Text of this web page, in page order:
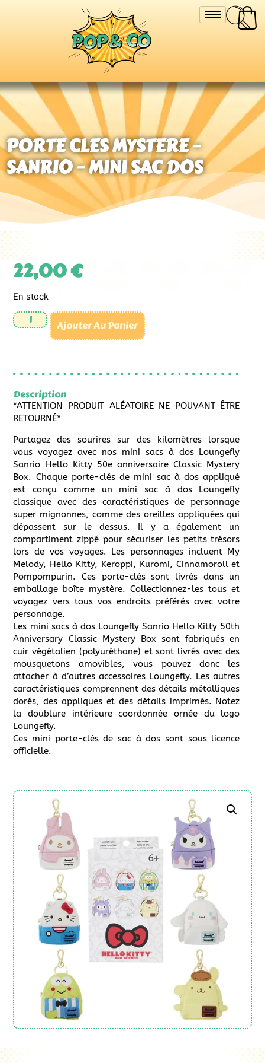
PORTE CLES MYSTERE –
SANRIO – MINI SAC DOS
22,00€
En stock
Ajouter Au Panier
Description
*ATTENTION PRODUIT ALÉATOIRE NE POUVANT ÊTRE
RETOURNÉ*
Partagez des sourires sur des kilomètres lorsque
vous voyagez avec nos mini sacs à dos Loungefly
Sanrio Hello Kitty 50e anniversaire Classic Mystery
Box. Chaque porte-clés de mini sac à dos appliqué
est conçu comme un mini sac à dos Loungefly
classique avec des caractéristiques de personnage
super mignonnes, comme des oreilles appliquées qui
dépassent sur le dessus. Il y a également un
compartiment zippé pour sécuriser les petits trésors
lors de vos voyages. Les personnages incluent My
Melody, Hello Kitty, Keroppi, Kuromi, Cinnamoroll et
Pompompurin. Ces porte-clés sont livrés dans un
emballage boîte mystère. Collectionnez-les tous et
voyagez vers tous vos endroits préférés avec votre
personnage.
Les mini sacs à dos Loungefly Sanrio Hello Kitty 50th
Anniversary Classic Mystery Box sont fabriqués en
cuir végétalien (polyuréthane) et sont livrés avec des
mousquetons amovibles, vous pouvez donc les
attacher à d’autres accessoires Loungefly. Les autres
caractéristiques comprennent des détails métalliques
dorés, des appliques et des détails imprimés. Notez
la doublure intérieure coordonnée ornée du logo
Loungefly.
Ces mini porte-clés de sac à dos sont sous licence
officielle.